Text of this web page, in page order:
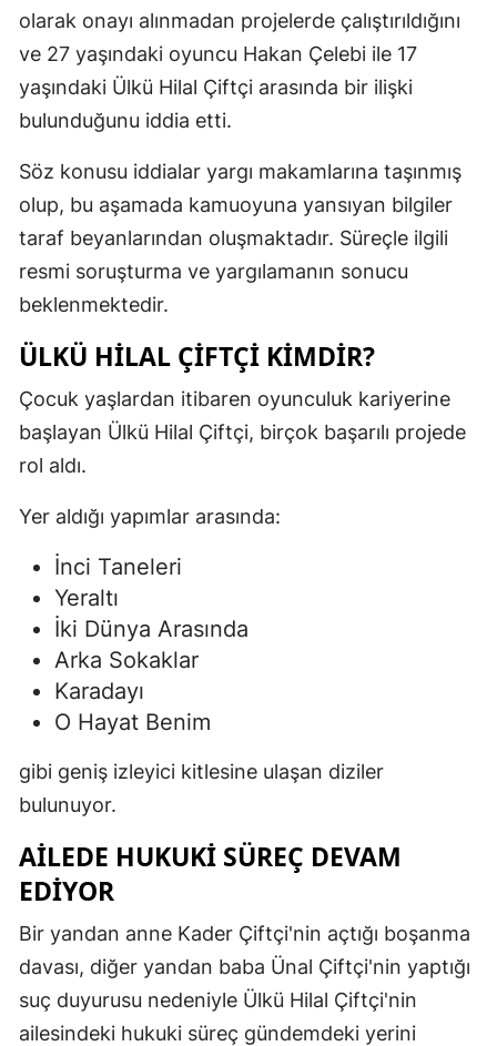
olarak onayı alınmadan projelerde çalıştırıldığını
ve 27 yaşındaki oyuncu Hakan Çelebi ile 17
yaşındaki Ülkü Hilal Çiftçi arasında bir ilişki
bulunduğunu iddia etti.
Söz konusu iddialar yargı makamlarına taşınmış
olup, bu aşamada kamuoyuna yansıyan bilgiler
taraf beyanlarından oluşmaktadır. Süreçle ilgili
resmi soruşturma ve yargılamanın sonucu
beklenmektedir.
ÜLKÜ HILAL ÇIFTÇI KIMDIR?
Çocuk yaşlardan itibaren oyunculuk kariyerine
başlayan Ülkü Hilal Çiftçi, birçok başarılı projede
rol aldı.
Yer aldığı yapımlar arasında:
İnci Taneleri
Yeraltı
İki Dünya Arasında
Arka Sokaklar
Karadayı
O Hayat Benim
gibi geniş izleyici kitlesine ulaşan diziler
bulunuyor.
AILEDE HUKUKI SÜREÇ DEVAM
EDIYOR
Bir yandan anne Kader Çiftçi'nin açtığı boşanma
davası, diğer yandan baba Ünal Çiftçi'nin yaptığı
suç duyurusu nedeniyle Ülkü Hilal Çiftçi'nin
ailesindeki hukuki süreç gündemdeki yerini